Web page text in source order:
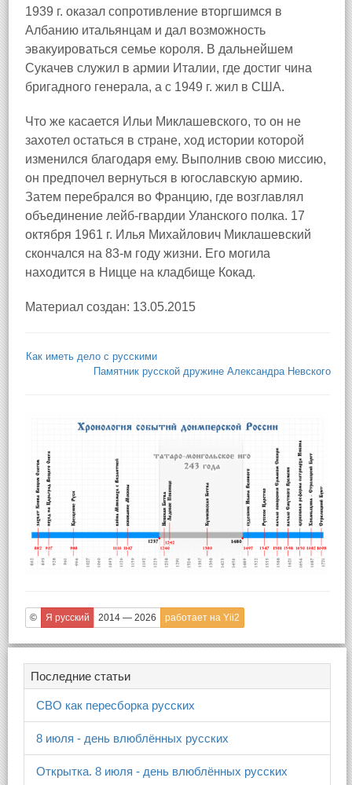
1939 г. оказал сопротивление вторгшимся в
Албанию итальянцам и дал возможность
эвакуироваться семье короля. В дальнейшем
Сукачев служил в армии Италии, где достиг чина
бригадного генерала, а с 1949 г. жил в США.
Что же касается Ильи Миклашевского, то он не
захотел остаться в стране, ход истории которой
изменился благодаря ему. Выполнив свою миссию,
он предпочел вернуться в югославскую армию.
Затем перебрался во Францию, где возглавлял
объединение лейб-гвардии Уланского полка. 17
октября 1961 г. Илья Михайлович Миклашевский
скончался на 83-м году жизни. Его могила
находится в Ницце на кладбище Кокад.
Материал создан: 13.05.2015
Как иметь дело с русскими
Памятник русской дружине Александра Невского
© Я русский 2014 — 2026 работает на Yii2
Последние статьи
СВО как пересборка русских
8 июля - день влюблённых русских
Открытка. 8 июля - день влюблённых русских